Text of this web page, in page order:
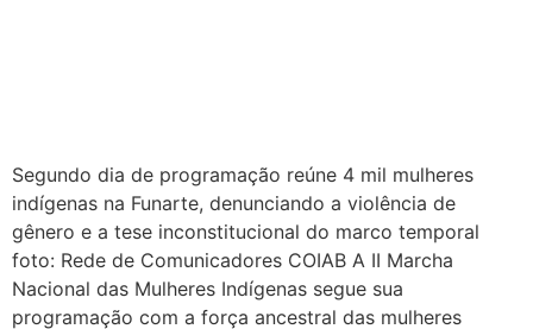
Segundo dia de programação reúne 4 mil mulheres
indígenas na Funarte, denunciando a violência de
gênero e a tese inconstitucional do marco temporal
foto: Rede de Comunicadores COIAB A II Marcha
Nacional das Mulheres Indígenas segue sua
programação com a força ancestral das mulheres